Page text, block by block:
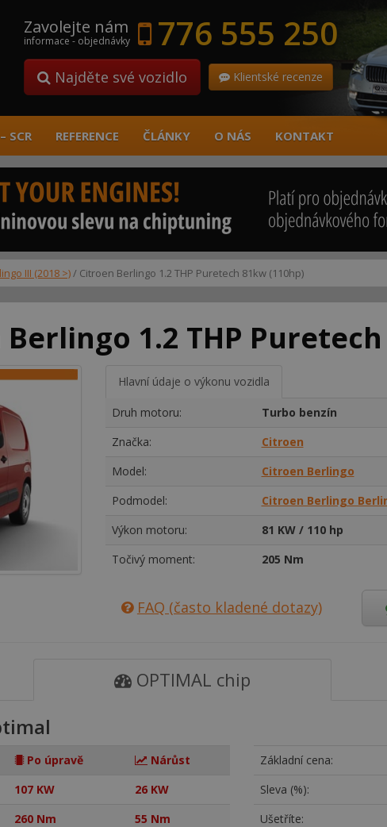
Zavolejte nám
informace - objednávky 776 555 250
Najděte své vozidlo Klientské recenze
SCR REFERENCE ČLÁNKY O NÁS KONTAKT
III (2018 >)/ Citroen Berlingo 1.2 THP Puretech 81kw (110hp)
1.2 THP
Hlavní údaje o výkonu vozidla
Druh motoru:
Turbo benzín
Značka:
Citroen
Model:
Citroen Berlingo
Podmodel:
Citroen Berlingo
Výkon motoru:
81 KW / 110 hp
Točivý moment:
205 Nm
FAQ (často kladené dotazy)
OPTIMAL chip
Po úpravě
Nárůst
107 KW
26 KW
260 Nm 55 Nm
Základní cena:
Sleva (%):
Ušetříte: